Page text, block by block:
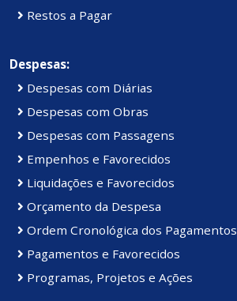
Restos a Pagar
Despesas:
Despesas com Diárias
Despesas com Obras
Despesas com Passagens
Empenhos e Favorecidos
Liquidações e Favorecidos
Orçamento da Despesa
Ordem Cronológica dos Pagamentos
Pagamentos e Favorecidos
Programas, Projetos e Ações